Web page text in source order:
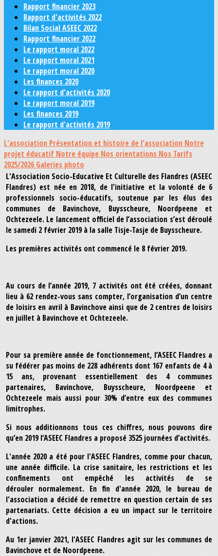
Rapport financier 2023
Rapport d'activités 2022
Bilan Social ASEEC 2022
Rapport financier 2022
Le rapport moral 2022
Le rapport moral 2021
Le rapport moral 2020
Les finances 2020
Le rapport d'activités 2020
Le rapport moral 2019
Les finances 2019
Le rapport d'activités 2019
L'association Présentation et histoire de l'association Notre
projet éducatif Notre équipe Nos orientations Nos Tarifs
2025/2026 Galeries photo
L'Association Socio-Educative Et Culturelle des Flandres (ASEEC
Flandres) est née en 2018, de l'initiative et la volonté de 6
professionnels socio-éducatifs, soutenue par les élus des
communes de Bavinchove, Buysscheure, Noordpeene et
Ochtezeele. Le lancement officiel de l’association s’est déroulé
le samedi 2 février 2019 à la salle Tisje-Tasje de Buysscheure.
Les premières activités ont commencé le 8 février 2019.
Au cours de l’année 2019, 7 activités ont été créées, donnant
lieu à 62 rendez-vous sans compter, l’organisation d’un centre
de loisirs en avril à Bavinchove ainsi que de 2 centres de loisirs
en juillet à Bavinchove et Ochtezeele.
Pour sa première année de fonctionnement, l’ASEEC Flandres a
su fédérer pas moins de 228 adhérents dont 167 enfants de 4 à
15 ans, provenant essentiellement des 4 communes
partenaires, Bavinchove, Buysscheure, Noordpeene et
Ochtezeele mais aussi pour 30% d’entre eux des communes
limitrophes.
Si nous additionnons tous ces chiffres, nous pouvons dire
qu’en 2019 l’ASEEC Flandres a proposé 3525 journées d’activités.
L'année 2020 a été pour l'ASEEC Flandres, comme pour chacun,
une année difficile. La crise sanitaire, les restrictions et les
confinements ont empêché les activités de se
dérouler normalement. En fin d'année 2020, le bureau de
l'association a décidé de remettre en question certain de ses
partenariats. Cette décision a eu un impact sur le territoire
d'actions.
Au 1er janvier 2021, l'ASEEC Flandres agit sur les communes de
Bavinchove et de Noordpeene.